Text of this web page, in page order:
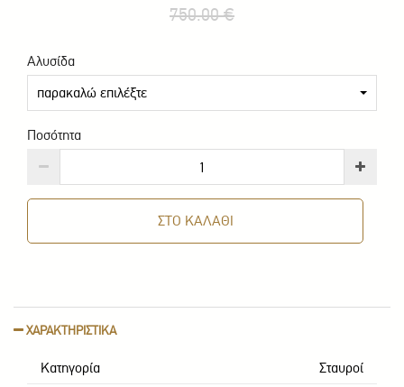
750.00 €
Αλυσίδα
παρακαλώ επιλέξτε
Ποσότητα
ΣΤΟ ΚΑΛΑΘΙ
ΧΑΡΑΚΤΗΡΙΣΤΙΚΑ
Κατηγορία Σταυροί